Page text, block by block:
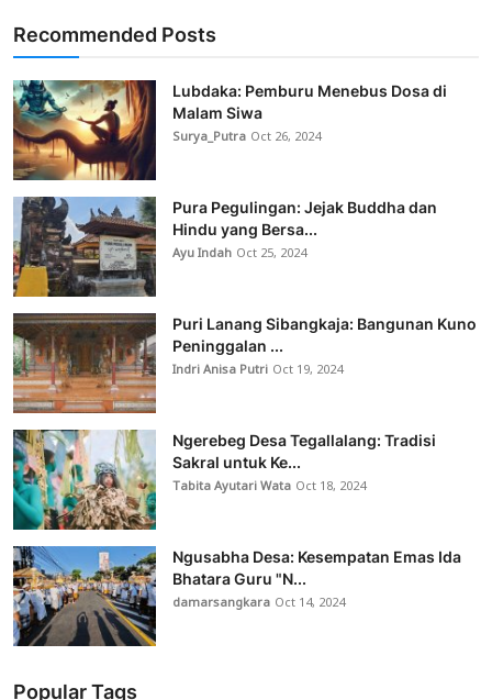
Recommended Posts
Lubdaka: Pemburu Menebus Dosa di
Malam Siwa
Surya_Putra Oct 26, 2024
Pura Pegulingan: Jejak Buddha dan
Hindu yang Bersa...
Ayu Indah Oct 25, 2024
Puri Lanang Sibangkaja: Bangunan Kuno
Peninggalan ...
Indri Anisa Putri Oct 19, 2024
Ngerebeg Desa Tegallalang: Tradisi
Sakral untuk Ke...
Tabita Ayutari Wata Oct 18, 2024
Ngusabha Desa: Kesempatan Emas Ida
Bhatara Guru "N...
damarsangkara Oct 14, 2024
Popular Tags